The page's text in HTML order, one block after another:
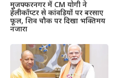
मुजफ्फरनगर में CM योगी ने
हेलीकॉप्टर से कांवड़ियों पर बरसाए
फूल, शिव चौक पर दिखा भक्तिमय
नजारा